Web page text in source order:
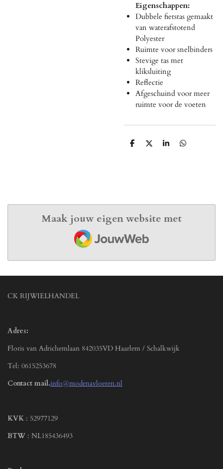
Eigenschappen:
Dubbele fietstas gemaakt
van waterafstotend
Polyester
Ruimte voor snelbinders
Stevige tas met
kliksluiting
Reflectie
Afgeschuind voor meer
ruimte voor de voeten
D
D
S
D
Maak jouw eigen website met
JouwWeb
CK RIJWIELHANDEL
Adres:
Floris van Adrichemlaan 842035VD Haarlem / Schalkwijk
Tel: 0615253678
Contact mail.info@modenavloeren.nl
KVK : 52977129
BTW : NL185436493